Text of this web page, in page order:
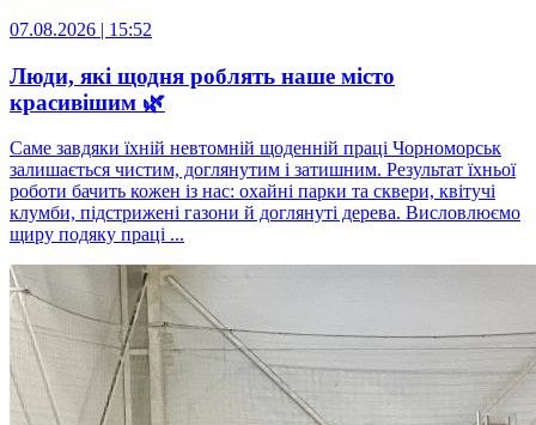
07.08.2026 | 15:52
Люди, які щодня роблять наше місто
красивішим 🌿
Саме завдяки їхній невтомній щоденній праці Чорноморськ
залишається чистим, доглянутим і затишним. Результат їхньої
роботи бачить кожен із нас: охайні парки та сквери, квітучі
клумби, підстрижені газони й доглянуті дерева. Висловлюємо
щиру подяку праці ...